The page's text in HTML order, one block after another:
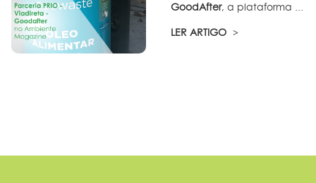
GoodAfter, a plataforma ...
LER ARTIGO